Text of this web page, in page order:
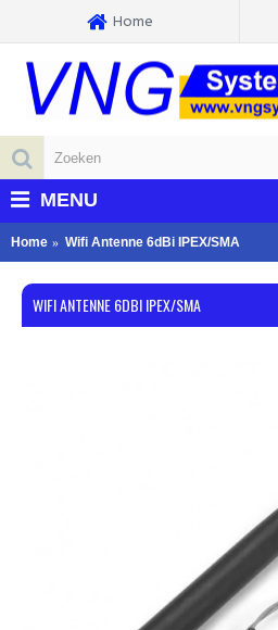
Home
MENU
Home Wifi Antenne 6dBi IPEX/SMA
WIFI ANTENNE 6DBI IPEX/SMA